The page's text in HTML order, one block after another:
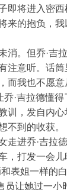
即将进入密
来的抱负，
消。但乔·吉
注意听。话
而我也不愿
·吉拉德懂
训，发自内
不到的收获。
走进乔·吉拉
，打发一会
和表姐一样的
员让她过一小